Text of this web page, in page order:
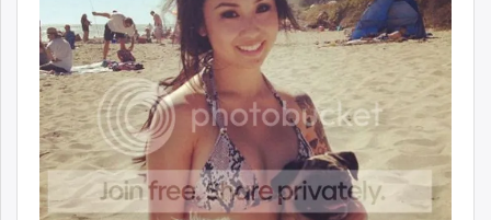
urlag.mn
unen.mn
asu.mn
shudarga.mn
shuurhai.mn
unuudur.mn
isee.mn
mglradio.com